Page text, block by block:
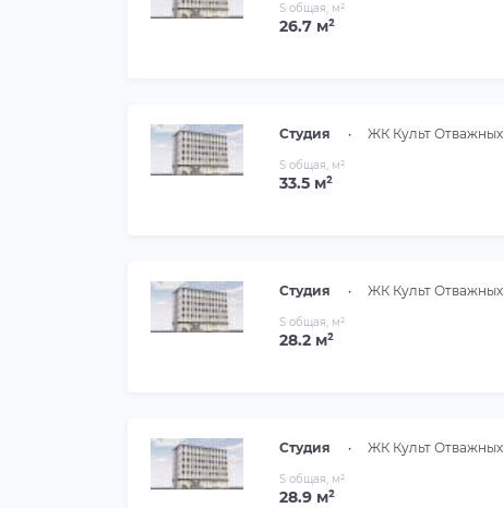
S общая, м²
26.7 м²
Студия • ЖК Культ Отважных
S общая, м²
33.5 м²
Студия • ЖК Культ Отважных
S общая, м²
28.2 м²
Студия • ЖК Культ Отважных
S общая, м²
28.9 м²